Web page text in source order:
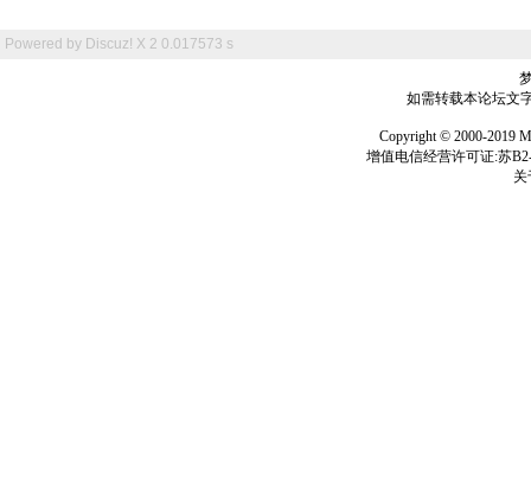
Powered by Discuz! X 2 0.017573 s
如需转载本论坛文
Copyright © 2000-2019
增值电信经营许可证:苏
关